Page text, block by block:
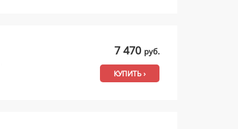
7 470 руб.
КУПИТЬ ›